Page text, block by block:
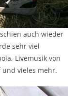
auch wieder
sehr viel
Livemusik von
vieles mehr.